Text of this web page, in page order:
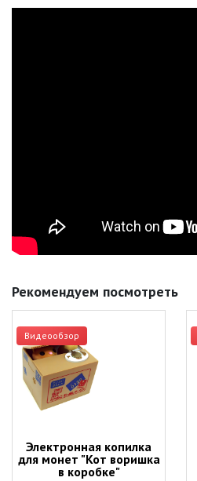
Рекомендуем посмотреть
Видеообзор
Электронная копилка
для монет "Кот воришка
в коробке"